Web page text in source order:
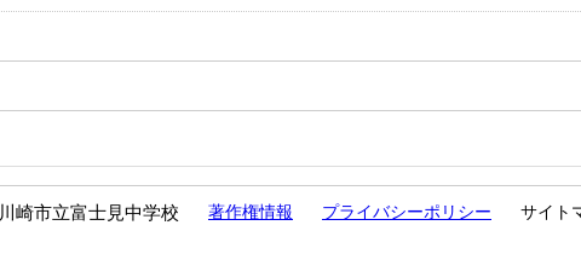
川崎市立富士見中学校 著作権情報 プライバシーポリシー サイト